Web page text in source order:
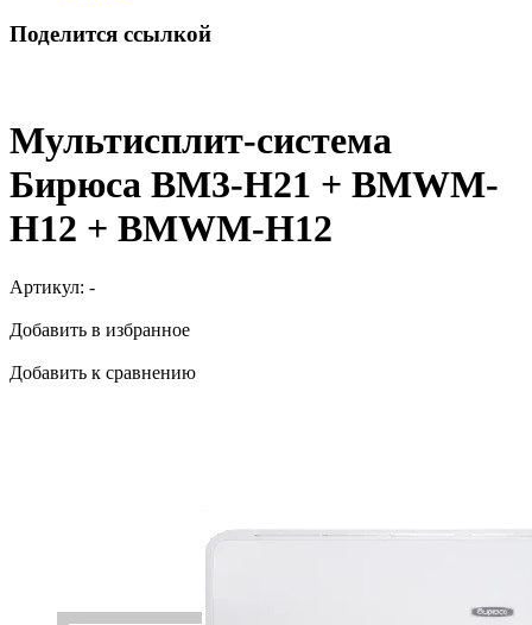
Поделится ссылкой
Мультисплит-система
Бирюса BM3-H21 + BMWM-
H12 + BMWM-H12
Артикул: -
Добавить в избранное
Добавить к сравнению